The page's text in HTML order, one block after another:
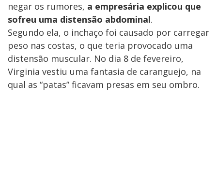
negar os rumores, a empresária explicou que
sofreu uma distensão abdominal.
Segundo ela, o inchaço foi causado por carregar
peso nas costas, o que teria provocado uma
distensão muscular. No dia 8 de fevereiro,
Virginia vestiu uma fantasia de caranguejo, na
qual as “patas” ficavam presas em seu ombro.